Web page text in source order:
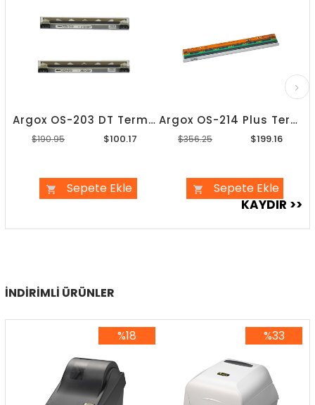
Argox OS-203 DT Termal Kafa
$100.17
$190.95
Sepete Ekle
Argox OS-214 Plus Termal Kafa
$199.16
$356.25
Sepete Ekle
İNDIRIMLI ÜRÜNLER
%18
%33